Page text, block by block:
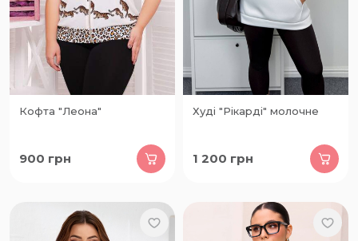
Кофта "Леона"
900 грн
Худі "Рікарді" молочне
1 200 грн